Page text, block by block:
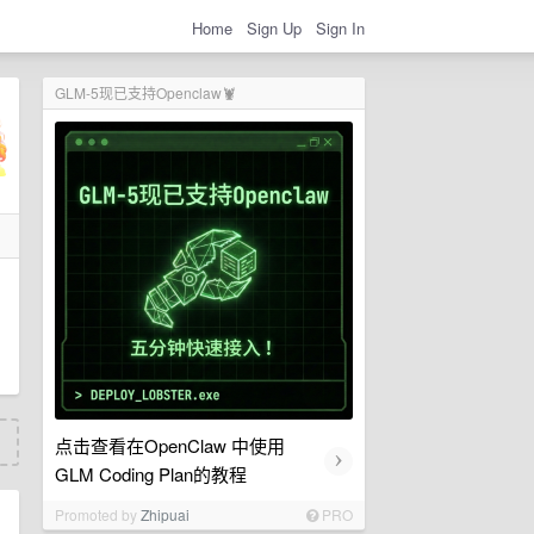
Home Sign Up Sign In
GLM-5现已支持Openclaw🦞
点击查看在OpenClaw 中使用
GLM Coding Plan的教程
›
Promoted byZhipuai PRO